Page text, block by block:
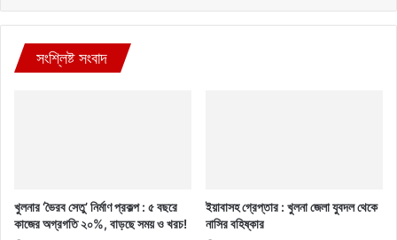
সংশ্লিষ্ট সংবাদ
খুলনার ‘ভৈরব সেতু’ নির্মাণ প্রকল্প : ৫ বছরে
কাজের অগ্রগতি ২০%, বাড়ছে সময় ও খরচ!
ইয়াবাসহ গ্রেপ্তার : খুলনা জেলা যুবদল থেকে
নাসির বহিষ্কার